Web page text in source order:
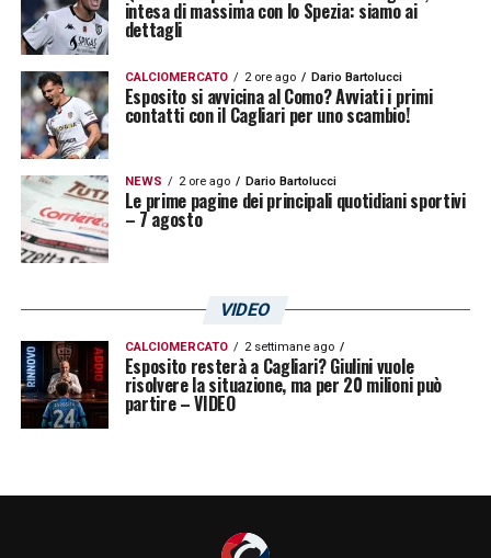
intesa di massima con lo Spezia: siamo ai
dettagli
CALCIOMERCATO 2 ore ago Dario Bartolucci
Esposito si avvicina al Como? Avviati i primi
contatti con il Cagliari per uno scambio!
NEWS 2 ore ago Dario Bartolucci
Le prime pagine dei principali quotidiani sportivi
– 7 agosto
VIDEO
CALCIOMERCATO 2 settimane ago
Esposito resterà a Cagliari? Giulini vuole
risolvere la situazione, ma per 20 milioni può
partire – VIDEO